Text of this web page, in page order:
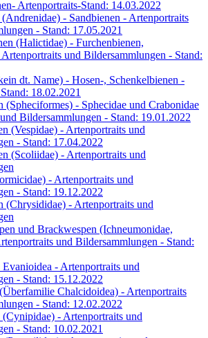
Artenportraits-Stand: 14.03.2022
(Andrenidae) - Sandbienen - Artenportraits
- Stand: 17.05.2021
(Halictidae) - Furchenbienen,
und Bildersammlungen - Stand:
dt. Name) - Hosen-, Schenkelbienen -
18.02.2021
(Spheciformes) - Sphecidae und Crabonidae
Bildersammlungen - Stand: 19.01.2022
(Vespidae) - Artenportraits und
- Stand: 17.04.2022
(Scoliidae) - Artenportraits und
- Artenportraits und
- Stand: 19.12.2022
(Chrysididae) - Artenportraits und
und Brackwespen (Ichneumonidae,
und Bildersammlungen - Stand:
- Artenportraits und
- Stand: 15.12.2022
Chalcidoidea) - Artenportraits
- Stand: 12.02.2022
- Artenportraits und
- Stand: 10.02.2021